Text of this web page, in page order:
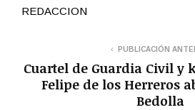
REDACCION
PUBLICACIÓN
Cuartel de Guardia Civil y
Felipe de los Herreros
Bedolla